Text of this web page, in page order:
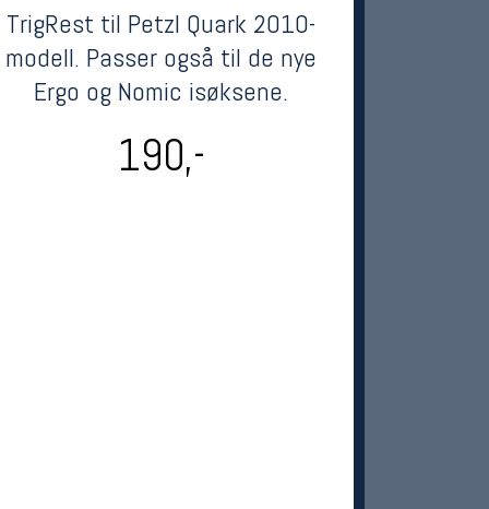
TrigRest til Petzl Quark 2010-
modell. Passer også til de nye
Ergo og Nomic isøksene.
190,-